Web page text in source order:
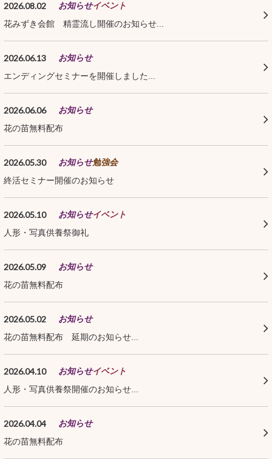
2026.08.02 お知らせイベント
花みずき会館 精霊流し開催のお知らせ...
2026.06.13
お知らせ
エンディングセミナーを開催しました...
2026.06.06
お知らせ
花の苗無料配布
2026.05.30 お知らせ勉強会
終活セミナー開催のお知らせ
2026.05.10 お知らせイベント
人形・写真供養祭御礼
2026.05.09
お知らせ
花の苗無料配布
2026.05.02
お知らせ
花の苗無料配布 延期のお知らせ...
2026.04.10 お知らせイベント
人形・写真供養祭開催のお知らせ...
2026.04.04
お知らせ
花の苗無料配布